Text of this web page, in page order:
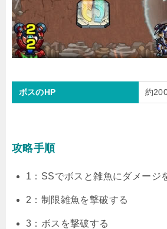
ボスのHP 約
攻略手順
1：SSでボスと雑魚にダメージ
2：制限雑魚を撃破する
3：ボスを撃破する